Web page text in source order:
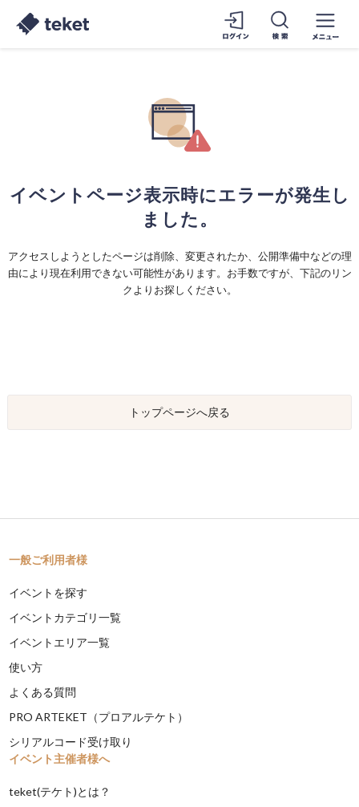
イベントページ表示時にエラーが発生し
ました。
アクセスしようとしたページは削除、変更されたか、公開準備中などの理
由により現在利用できない可能性があります。お手数ですが、下記のリン
クよりお探しください。
トップページへ戻る
一般ご利用者様
イベントを探す
イベントカテゴリ一覧
イベントエリア一覧
使い方
よくある質問
PRO ARTEKET（プロアルテケト）
シリアルコード受け取り
イベント主催者様へ
teket(テケト)とは？